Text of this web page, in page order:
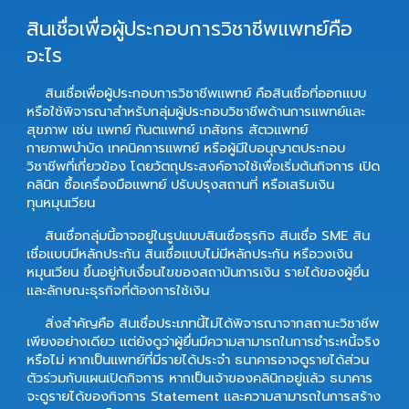
สินเชื่อเพื่อผู้ประกอบการวิชาชีพแพทย์คือ
อะไร
สินเชื่อเพื่อผู้ประกอบการวิชาชีพแพทย์ คือสินเชื่อที่ออกแบบ
หรือใช้พิจารณาสำหรับกลุ่มผู้ประกอบวิชาชีพด้านการแพทย์และ
สุขภาพ เช่น แพทย์ ทันตแพทย์ เภสัชกร สัตวแพทย์
กายภาพบำบัด เทคนิคการแพทย์ หรือผู้มีใบอนุญาตประกอบ
วิชาชีพที่เกี่ยวข้อง โดยวัตถุประสงค์อาจใช้เพื่อเริ่มต้นกิจการ เปิด
คลินิก ซื้อเครื่องมือแพทย์ ปรับปรุงสถานที่ หรือเสริมเงิน
ทุนหมุนเวียน
สินเชื่อกลุ่มนี้อาจอยู่ในรูปแบบสินเชื่อธุรกิจ สินเชื่อ SME สิน
เชื่อแบบมีหลักประกัน สินเชื่อแบบไม่มีหลักประกัน หรือวงเงิน
หมุนเวียน ขึ้นอยู่กับเงื่อนไขของสถาบันการเงิน รายได้ของผู้ยื่น
และลักษณะธุรกิจที่ต้องการใช้เงิน
สิ่งสำคัญคือ สินเชื่อประเภทนี้ไม่ได้พิจารณาจากสถานะวิชาชีพ
เพียงอย่างเดียว แต่ยังดูว่าผู้ยื่นมีความสามารถในการชำระหนี้จริง
หรือไม่ หากเป็นแพทย์ที่มีรายได้ประจำ ธนาคารอาจดูรายได้ส่วน
ตัวร่วมกับแผนเปิดกิจการ หากเป็นเจ้าของคลินิกอยู่แล้ว ธนาคาร
จะดูรายได้ของกิจการ Statement และความสามารถในการสร้าง